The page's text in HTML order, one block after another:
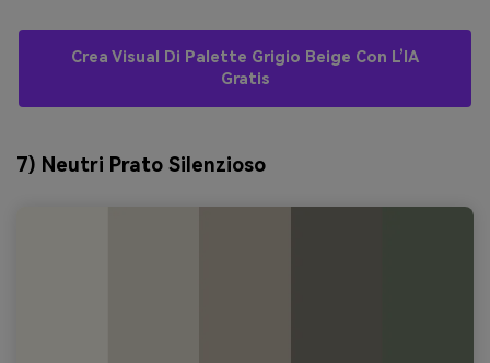
Crea Visual Di Palette Grigio Beige Con L’IA
Gratis
7) Neutri Prato Silenzioso